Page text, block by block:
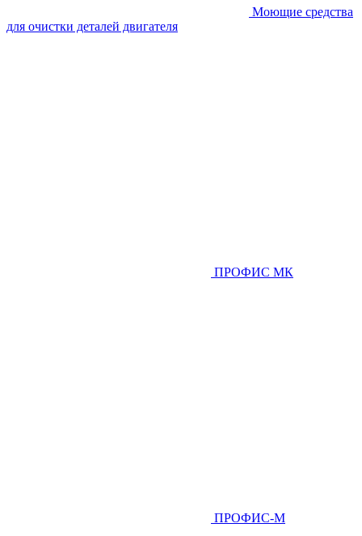
Моющие средства
для очистки деталей двигателя
ПРОФИС МК
ПРОФИС-М